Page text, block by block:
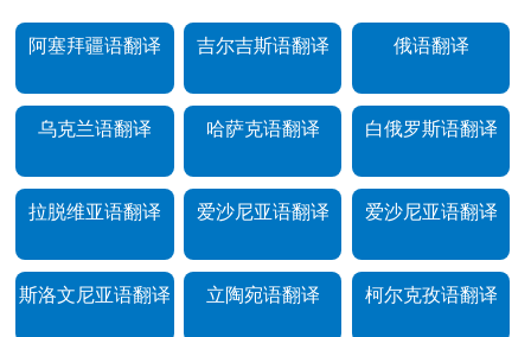
阿塞拜疆语翻译 吉尔吉斯语翻译 俄语翻译
乌克兰语翻译 哈萨克语翻译 白俄罗斯语翻译
拉脱维亚语翻译 爱沙尼亚语翻译 爱沙尼亚语翻译
斯洛文尼亚语翻译 立陶宛语翻译 柯尔克孜语翻译